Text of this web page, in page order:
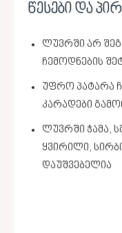
წესები და
ლუვრში არ
ჩემოდნების
უფრო პატარა
კარადები
ლუვრში ჭამა,
ყვირილი,
დაუშვებელია